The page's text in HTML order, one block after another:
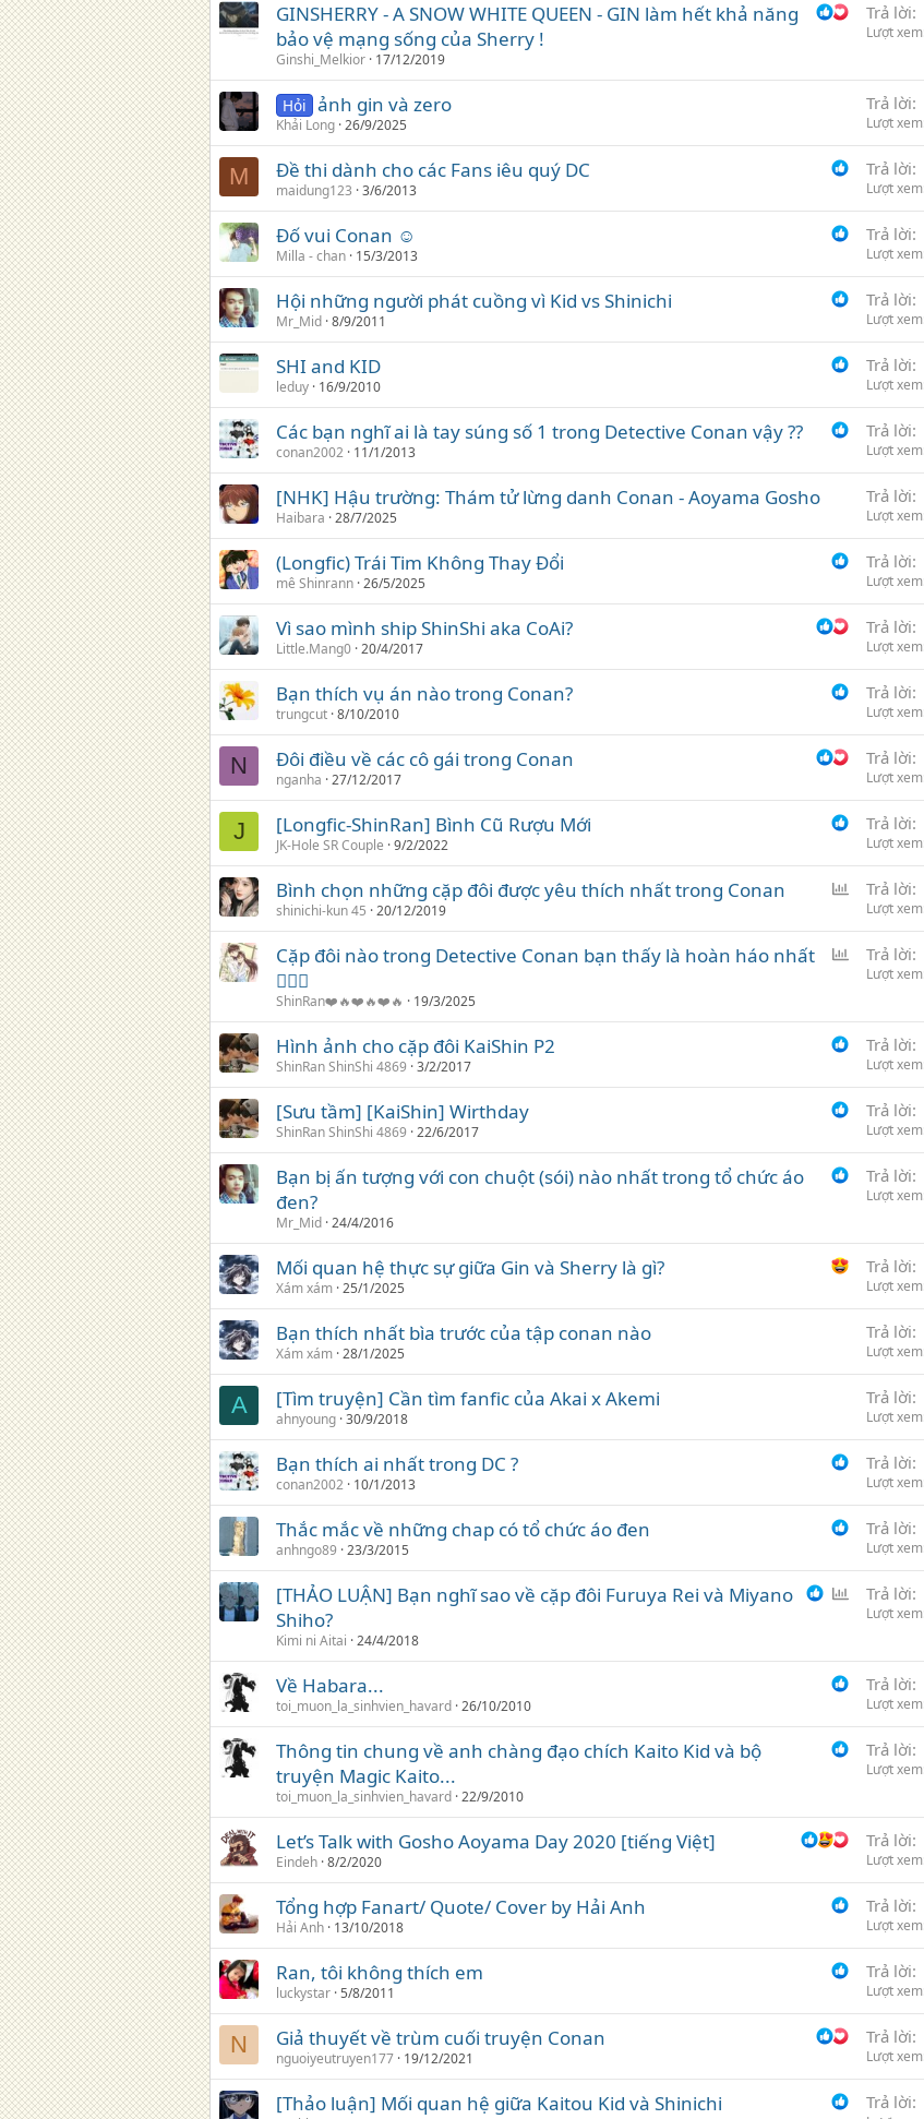
GINSHERRY - A SNOW WHITE QUEEN - GIN làm hết khả năng
bảo vệ mạng sống của Sherry !
Ginshi_Melkior 17/12/2019
Trả lời
Lượt xem
Hỏi ảnh gin và zero
Khải Long 26/9/2025
Trả lời
Lượt xem
M Đề thi dành cho các Fans iêu quý DC
maidung123 3/6/2013
Trả lời
Lượt xem
Đố vui Conan ☺
Milla - chan 15/3/2013
Trả lời
Lượt xem
Hội những người phát cuồng vì Kid vs Shinichi
Mr_Mid 8/9/2011
Trả lời
Lượt xem
SHI and KID
leduy 16/9/2010
Trả lời
Lượt xem
Các bạn nghĩ ai là tay súng số 1 trong Detective Conan vậy ??
conan2002 11/1/2013
Trả lời
Lượt xem
[NHK] Hậu trường: Thám tử lừng danh Conan - Aoyama Gosho
Haibara 28/7/2025
Trả lời
Lượt xem
(Longfic) Trái Tim Không Thay Đổi
mê Shinrann 26/5/2025
Trả lời
Lượt xem
Vì sao mình ship ShinShi aka CoAi?
Little.Mang0 20/4/2017
Trả lời
Lượt xem
Bạn thích vụ án nào trong Conan?
trungcut 8/10/2010
Trả lời
Lượt xem
N Đôi điều về các cô gái trong Conan
nganha 27/12/2017
Trả lời
Lượt xem
J [Longfic-ShinRan] Bình Cũ Rượu Mới
JK-Hole SR Couple 9/2/2022
Trả lời
Lượt xem
n
h
ọ
n
Bình chọn những cặp đôi được yêu thích nhất trong Conan
shinichi-kun 45 20/12/2019
Trả lời
Lượt xem
h
c
ọ
n
Cặp đôi nào trong Detective Conan bạn thấy là hoàn háo nhất
❤️‍🔥💋
ShinRan❤️🔥❤️🔥❤️🔥 19/3/2025
Trả lời
Lượt xem
Hình ảnh cho cặp đôi KaiShin P2
ShinRan ShinShi 4869 3/2/2017
Trả lời
Lượt xem
[Sưu tầm] [KaiShin] Wirthday
ShinRan ShinShi 4869 22/6/2017
Trả lời
Lượt xem
Bạn bị ấn tượng với con chuột (sói) nào nhất trong tổ chức áo
đen?
Mr_Mid 24/4/2016
Trả lời
Lượt xem
Mối quan hệ thực sự giữa Gin và Sherry là gì?
Xám xám 25/1/2025
Trả lời
Lượt xem
Bạn thích nhất bìa trước của tập conan nào
Xám xám 28/1/2025
Trả lời
Lượt xem
A [Tìm truyện] Cần tìm fanfic của Akai x Akemi
ahnyoung 30/9/2018
Trả lời
Lượt xem
Bạn thích ai nhất trong DC ?
conan2002 10/1/2013
Trả lời
Lượt xem
Thắc mắc về những chap có tổ chức áo đen
anhngo89 23/3/2015
Trả lời
Lượt xem
h
c
ọ
n
[THẢO LUẬN] Bạn nghĩ sao về cặp đôi Furuya Rei và Miyano
Shiho?
Kimi ni Aitai 24/4/2018
Trả lời
Lượt xem
Về Habara...
toi_muon_la_sinhvien_havard 26/10/2010
Trả lời
Lượt xem
Thông tin chung về anh chàng đạo chích Kaito Kid và bộ
truyện Magic Kaito...
toi_muon_la_sinhvien_havard 22/9/2010
Trả lời
Lượt xem
Let’s Talk with Gosho Aoyama Day 2020 [tiếng Việt]
Eindeh 8/2/2020
Trả lời
Lượt xem
Tổng hợp Fanart/ Quote/ Cover by Hải Anh
Hải Anh 13/10/2018
Trả lời
Lượt xem
Ran, tôi không thích em
luckystar 5/8/2011
Trả lời
Lượt xem
N Giả thuyết về trùm cuối truyện Conan
nguoiyeutruyen177 19/12/2021
Trả lời
Lượt xem
[Thảo luận] Mối quan hệ giữa Kaitou Kid và Shinichi Trả lời